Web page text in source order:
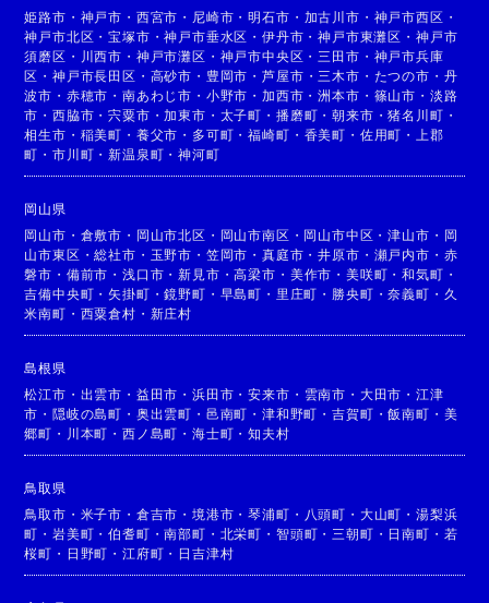
姫路市 ・ 神戸市 ・ 西宮市 ・ 尼崎市 ・明石市 ・ 加古川市 ・ 神戸市西区 ・
神戸市北区 ・宝塚市 ・神戸市垂水区 ・伊丹市 ・神戸市東灘区 ・ 神戸市
須磨区 ・ 川西市 ・ 神戸市灘区 ・ 神戸市中央区 ・ 三田市 ・ 神戸市兵庫
区 ・神戸市長田区 ・ 高砂市 ・ 豊岡市 ・芦屋市 ・ 三木市 ・ たつの市 ・ 丹
波市 ・ 赤穂市 ・南あわじ市 ・ 小野市 ・加西市 ・洲本市 ・ 篠山市 ・ 淡路
市 ・西脇市 ・宍粟市 ・加東市 ・ 太子町 ・ 播磨町 ・朝来市 ・猪名川町 ・
相生市 ・ 稲美町 ・ 養父市 ・ 多可町 ・福崎町 ・ 香美町 ・ 佐用町 ・
上郡
町 ・市川町 ・新温泉町 ・神河町
岡山県
岡山市 ・ 倉敷市 ・ 岡山市北区 ・ 岡山市南区 ・ 岡山市中区 ・津山市 ・ 岡
山市東区 ・総社市 ・ 玉野市 ・ 笠岡市 ・真庭市 ・井原市 ・ 瀬戸内市 ・ 赤
磐市 ・ 備前市 ・浅口市 ・新見市 ・高梁市 ・ 美作市 ・ 美咲町 ・和気町 ・
吉備中央町 ・矢掛町 ・鏡野町 ・ 早島町 ・ 里庄町 ・ 勝央町 ・奈義町 ・ 久
米南町 ・ 西粟倉村 ・ 新庄村
島根県
松江市 ・ 出雲市 ・ 益田市 ・浜田市 ・安来市 ・ 雲南市 ・ 大田市 ・ 江津
市 ・隠岐の島町 ・ 奥出雲町 ・ 邑南町 ・津和野町 ・吉賀町 ・飯南町 ・ 美
郷町 ・ 川本町 ・西ノ島町 ・海士町 ・知夫村
鳥取県
鳥取市 ・ 米子市 ・ 倉吉市 ・境港市 ・琴浦町 ・ 八頭町 ・ 大山町 ・ 湯梨浜
町 ・岩美町 ・伯耆町 ・南部町 ・ 北栄町 ・ 智頭町 ・ 三朝町 ・ 日南町 ・ 若
桜町 ・ 日野町 ・江府町 ・ 日吉津村